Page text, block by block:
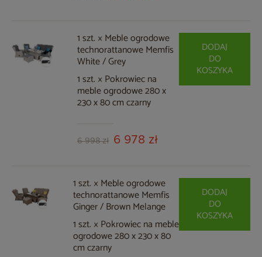
1 szt. × Meble ogrodowe
technorattanowe Memfis
White / Grey
1 szt. × Pokrowiec na
meble ogrodowe 280 x
230 x 80 cm czarny
6 998 zł 6 978 zł
DODAJ
DO
KOSZYKA
1 szt. × Meble ogrodowe
technorattanowe Memfis
Ginger / Brown Melange
1 szt. × Pokrowiec na meble
ogrodowe 280 x 230 x 80
cm czarny
DODAJ
DO
KOSZYKA